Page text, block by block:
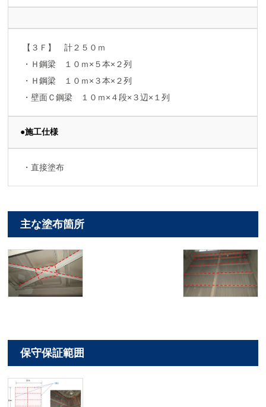
【３Ｆ】 計２５０ｍ
・Ｈ鋼梁 １０ｍ×５本×２列
・Ｈ鋼梁 １０ｍ×３本×２列
・壁面Ｃ鋼梁 １０ｍ×４段×３辺×１列
●施工仕様
・直接塗布
主な塗布箇所
保守保証範囲